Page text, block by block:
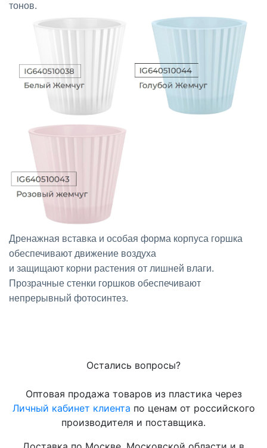
тонов.
Дренажная вставка и особая форма корпуса горшка
обеспечивают движение воздуха
и защищают корни растения от лишней влаги.
Прозрачные стенки горшков обеспечивают
непрерывный фотосинтез.
Остались вопросы?
Оптовая продажа товаров из пластика через
Личный кабинет клиента по ценам от российского
производителя и поставщика.